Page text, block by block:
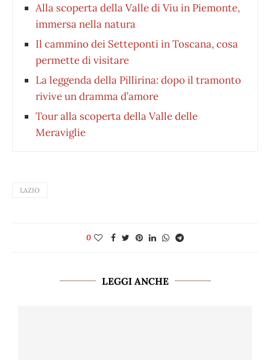
Alla scoperta della Valle di Viu in Piemonte,
immersa nella natura
Il cammino dei Setteponti in Toscana, cosa
permette di visitare
La leggenda della Pillirina: dopo il tramonto
rivive un dramma d’amore
Tour alla scoperta della Valle delle
Meraviglie
LAZIO
0
LEGGI ANCHE